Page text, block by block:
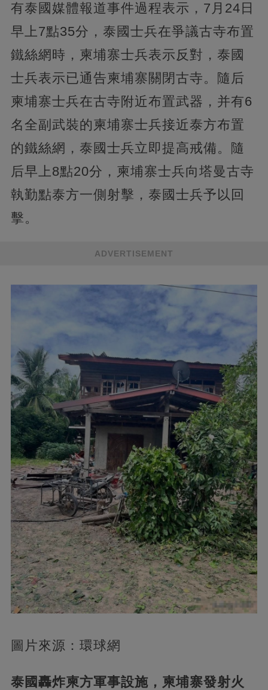
有泰國媒體報道事件過程表示，7月24日
早上7點35分，泰國士兵在爭議古寺布置
鐵絲網時，柬埔寨士兵表示反對，泰國
士兵表示已通告柬埔寨關閉古寺。隨后
柬埔寨士兵在古寺附近布置武器，并有6
名全副武裝的柬埔寨士兵接近泰方布置
的鐵絲網，泰國士兵立即提高戒備。隨
后早上8點20分，柬埔寨士兵向塔曼古寺
執勤點泰方一側射擊，泰國士兵予以回
擊。
ADVERTISEMENT
圖片來源：環球網
泰國轟炸柬方軍事設施，柬埔寨發射火